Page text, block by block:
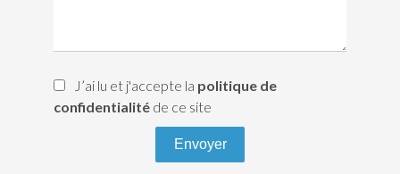
J’ai lu et j'accepte la politique de
confidentialité de ce site
Envoyer